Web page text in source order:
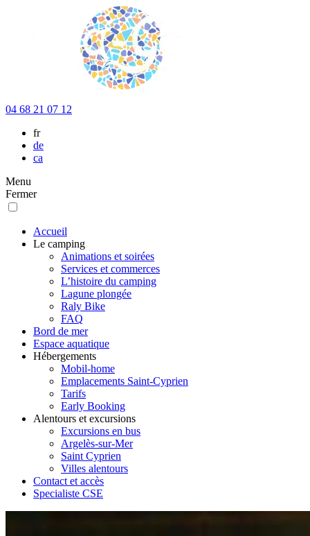
04 68 21 07 12
fr
de
ca
Menu
Fermer
Accueil
Le camping
Animations et soirées
Services et commerces
L’histoire du camping
Lagune plongée
Raly Bike
FAQ
Bord de mer
Espace aquatique
Hébergements
Mobil-home
Emplacements Saint-Cyprien
Tarifs
Early Booking
Alentours et excursions
Excursions en bus
Argelès-sur-Mer
Saint Cyprien
Villes alentours
Contact et accès
Specialiste CSE